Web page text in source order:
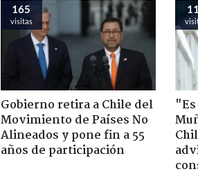
165
visitas
Gobierno retira a Chile del
Movimiento de Países No
Alineados y pone fin a 55
años de participación